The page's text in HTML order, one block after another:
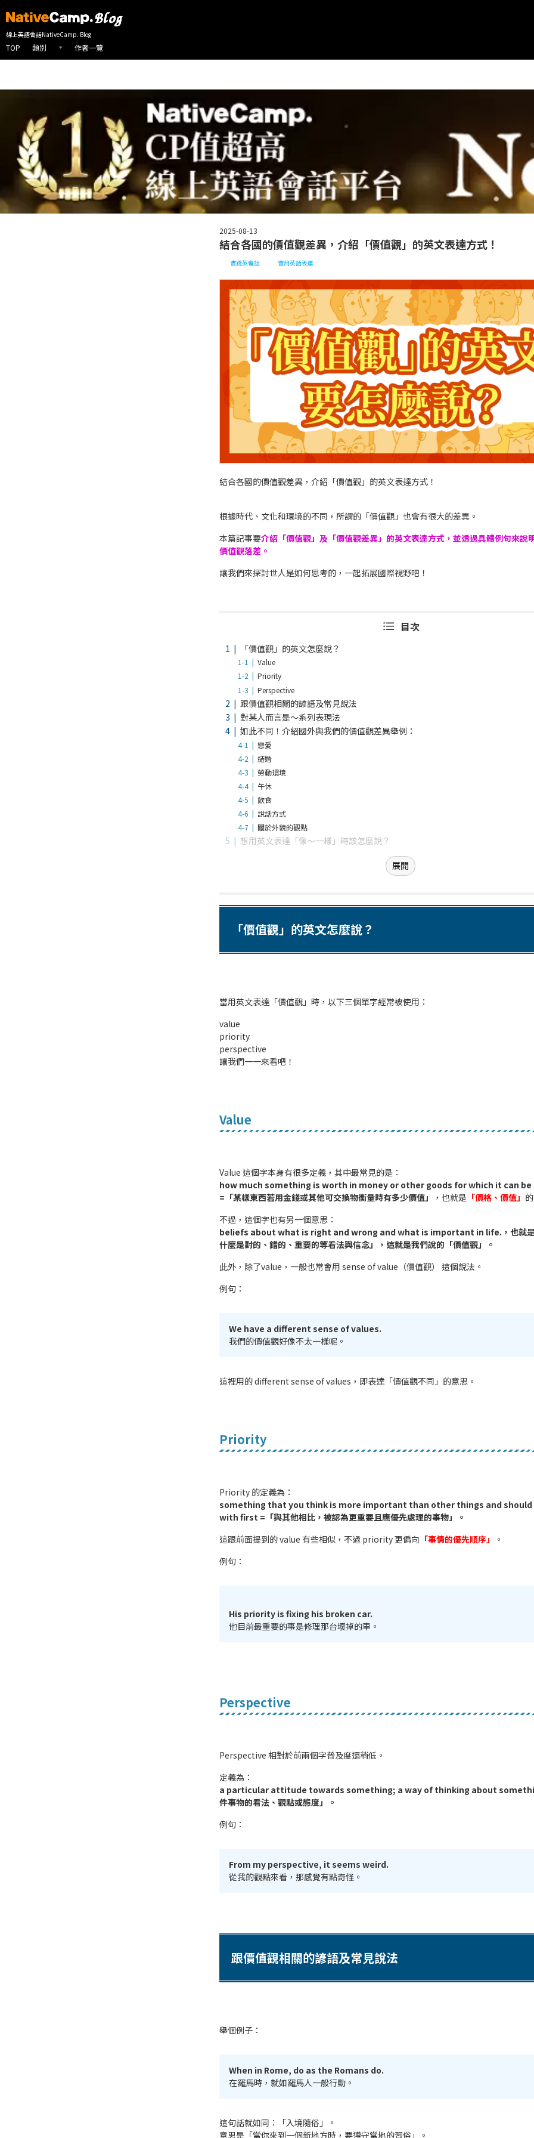
線上英會話首頁 NativeCamp 英會話部落格
線上英語會話NativeCamp. Blog
TOP 類別 作者一覽
2025-08-13
結合各國的價值觀差異，介紹「價值觀」的英文表達方式！
實踐英會話 實用英語表達
結合各國的價值觀差異，介紹「價值觀」的英文表達方式！
根據時代、文化和環境的不同，所謂的「價值觀」也會有很大的差異。
本篇記事要介紹「價值觀」及「價值觀差異」的英文表達方式，並透過具體例句來說
價值觀落差。
讓我們來探討世人是如何思考的，一起拓展國際視野吧！
目次
「價值觀」的英文怎麼說？
Value
Priority
Perspective
跟價值觀相關的諺語及常見說法
對某人而言是～系列表現法
如此不同！介紹國外與我們的價值觀差異舉例：
戀愛
結婚
勞動環境
午休
飲食
說話方式
關於外貌的觀點
想用英文表達「像～一樣」時該怎麼說？
展開
「價值觀」的英文怎麼說？
當用英文表達「價值觀」時，以下三個單字經常被使用：
value
priority
perspective
讓我們一一來看吧！
Value
Value 這個字本身有很多定義，其中最常見的是：
how much something is worth in money or other goods for which it can be
=「某樣東西若用金錢或其他可交換物衡量時有多少價值」
，也就是 「價格、價值」
不過，這個字也有另一個意思：
beliefs about what is right and wrong and what is important in life.，也就是
什麼是對的、錯的、重要的等看法與信念」，這就是我們說的「價值觀」。
此外，除了value，一般也常會用 sense of value（價值觀） 這個說法。
例句：
We have a different sense of values.
我們的價值觀好像不太一樣呢。
這裡用的 different sense of values，即表達「價值觀不同」的意思。
Priority
Priority 的定義為：
something that you think is more important than other things and should
with first =「與其他相比，被認為更重要且應優先處理的事物」。
這跟前面提到的 value 有些相似，不過 priority 更偏向 「事情的優先順序」
。
例句：
His priority is fixing his broken car.
他目前最重要的事是修理那台壞掉的車。
Perspective
Perspective 相對於前兩個字普及度還稍低。
定義為：
a particular attitude towards something; a way of thinking about
件事物的看法、觀點或態度」。
例句：
From my perspective, it seems weird.
從我的觀點來看，那感覺有點奇怪。
跟價值觀相關的諺語及常見說法
舉個例子：
When in Rome, do as the Romans do.
在羅馬時，就如羅馬人一般行動。
這句話就如同：「入境隨俗」。
意思是「當你來到一個新地方時，要遵守當地的習俗」。